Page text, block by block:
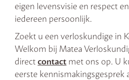
eigen levensvisie en respect
iedereen persoonlijk.
Zoekt u een verloskundige in
Welkom bij Matea
directcontact met ons op. U
eerste kennismakingsgesprek